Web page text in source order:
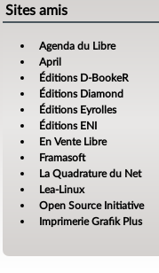
Sites amis
Agenda du Libre
April
Éditions D-BookeR
Éditions Diamond
Éditions Eyrolles
Éditions ENI
En Vente Libre
Framasoft
La Quadrature du Net
Lea-Linux
Open Source Initiative
Imprimerie Grafik Plus